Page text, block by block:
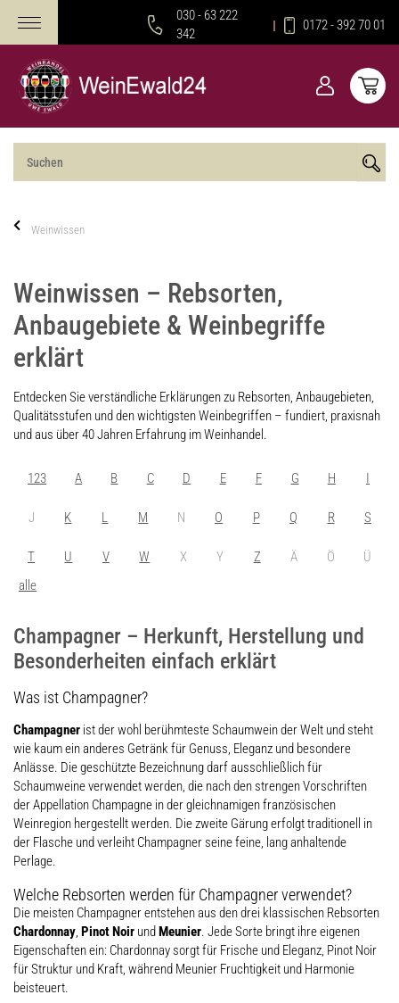
030 - 63 222
342
0172 - 392 70 01
Weinwissen
Weinwissen – Rebsorten,
Anbaugebiete & Weinbegriffe
erklärt
Entdecken Sie verständliche Erklärungen zu Rebsorten, Anbaugebieten,
Qualitätsstufen und den wichtigsten Weinbegriffen – fundiert, praxisnah
und aus über 40 Jahren Erfahrung im Weinhandel.
123 A B C D E F G H I
J K L M N O P Q R S
T U V W X Y Z Ä Ö
Ü
alle
Champagner – Herkunft, Herstellung und
Besonderheiten einfach erklärt
Was ist Champagner?
Champagner ist der wohl berühmteste Schaumwein der Welt und steht
wie kaum ein anderes Getränk für Genuss, Eleganz und besondere
Anlässe. Die geschützte Bezeichnung darf ausschließlich für
Schaumweine verwendet werden, die nach den strengen Vorschriften
der Appellation Champagne in der gleichnamigen französischen
Weinregion hergestellt werden. Die zweite Gärung erfolgt traditionell in
der Flasche und verleiht Champagner seine feine, lang anhaltende
Perlage.
Welche Rebsorten werden für Champagner verwendet?
Die meisten Champagner entstehen aus den drei klassischen Rebsorten
Chardonnay, Pinot Noir und Meunier. Jede Sorte bringt ihre eigenen
Eigenschaften ein: Chardonnay sorgt für Frische und Eleganz, Pinot Noir
für Struktur und Kraft, während Meunier Fruchtigkeit und Harmonie
beisteuert.